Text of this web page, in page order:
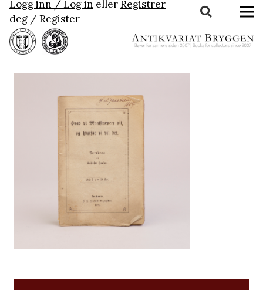
Logg inn / Log in ellerRegistrer
deg / Register